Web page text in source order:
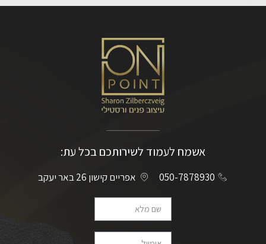
אשמח לעמוד לשירותכם בכל עת:
050-7878930 אפריים קישון 26 באר יעקב